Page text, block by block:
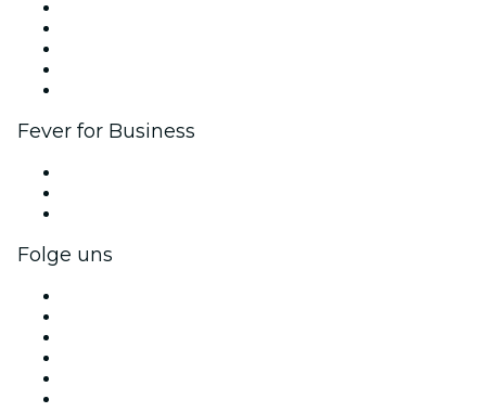
Fever for Business
Folge uns